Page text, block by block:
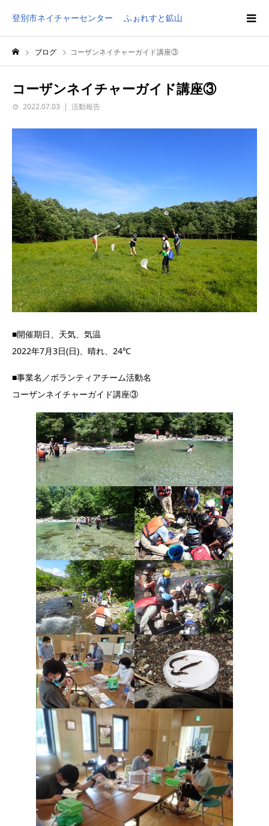
登別市ネイチャーセンター ふぉれすと鉱山
ブログ コーザンネイチャーガイド講座③
コーザンネイチャーガイド講座③
2022.07.03 活動報告
■開催期日、天気、気温
2022年7月3日(日)、晴れ、24℃
■事業名／ボランティアチーム活動名
コーザンネイチャーガイド講座③